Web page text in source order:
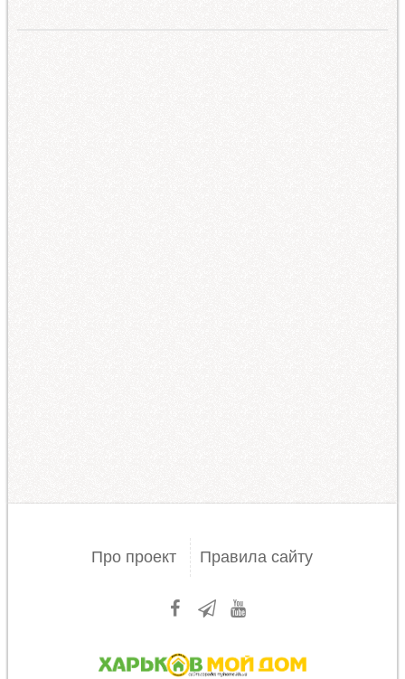
Про проект Правила сайту